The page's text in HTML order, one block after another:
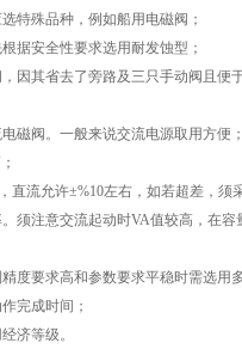
特殊品种，例如船用电磁阀；
据安全性要求选用耐发蚀型；
因其省去了旁路及三只手动阀且便
磁阀。一般来说交流电源取用方便
直流允许±%10左右，如若超差，须
须注意交流起动时VA值较高，在
度要求高和参数要求平稳时需选用
完成时间；
济等级。